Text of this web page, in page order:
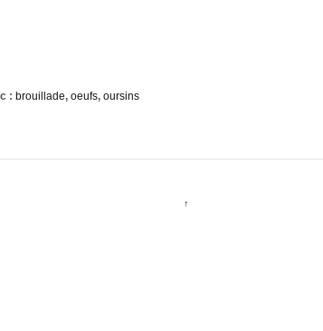
: brouillade, oeufs, oursins
↑